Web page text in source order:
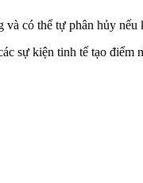
có thể tự phân hủy nếu
sự kiện tinh tế tạo